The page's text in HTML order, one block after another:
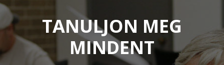
TANULJON MEG
MINDENT